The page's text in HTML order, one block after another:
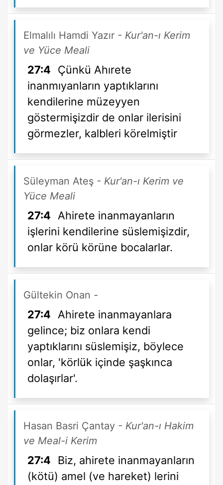
Elmalılı Hamdi Yazır - Kur'an-ı Kerim
ve Yüce Meali
27:4
Çünkü Ahırete
inanmıyanların yaptıklarını
kendilerine müzeyyen
göstermişizdir de onlar ilerisini
görmezler, kalbleri körelmiştir
Süleyman Ateş - Kur'an-ı Kerim ve
Yüce Meali
27:4
Ahirete inanmayanların
işlerini kendilerine süslemişizdir,
onlar körü körüne bocalarlar.
Gültekin Onan -
27:4
Ahirete inanmayanlara
gelince; biz onlara kendi
yaptıklarını süslemişiz, böylece
onlar, 'körlük içinde şaşkınca
dolaşırlar'.
Hasan Basri Çantay - Kur'an-ı Hakim
ve Meal-i Kerim
27:4
Biz, ahirete inanmayanların
(kötü) amel (ve hareket) lerini